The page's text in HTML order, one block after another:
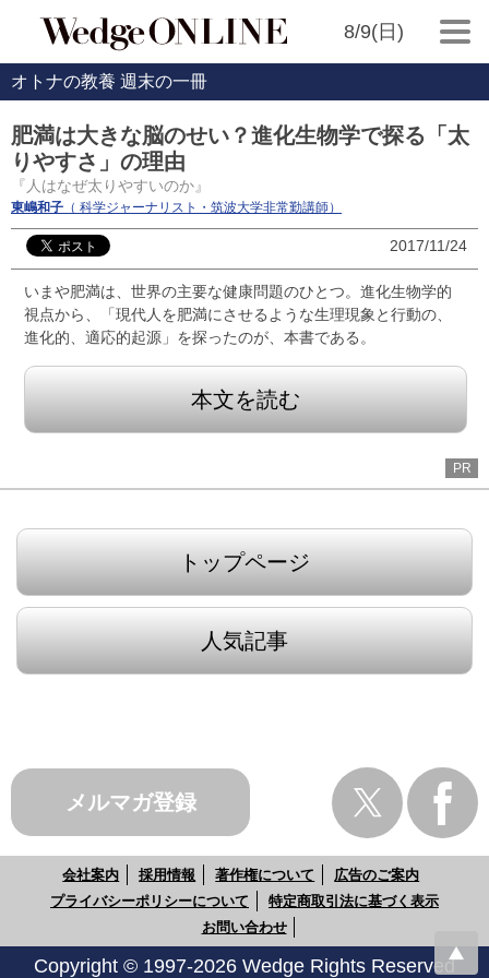
8/9(日)
オトナの教養 週末の一冊
肥満は大きな脳のせい？進化生物学で探る「太
りやすさ」の理由
『人はなぜ太りやすいのか』
東嶋和子 （ 科学ジャーナリスト・筑波大学非常勤講師）
2017/11/24
いまや肥満は、世界の主要な健康問題のひとつ。進化生物学的
視点から、「現代人を肥満にさせるような生理現象と行動の、
進化的、適応的起源」を探ったのが、本書である。
本文を読む
PR
トップページ
人気記事
メルマガ登録
会社案内 採用情報 著作権について
広告のご案内
プライバシーポリシーについて
特定商取引法に基づく表示
お問い合わせ
Copyright © 1997-2026 Wedge Rights Reserved